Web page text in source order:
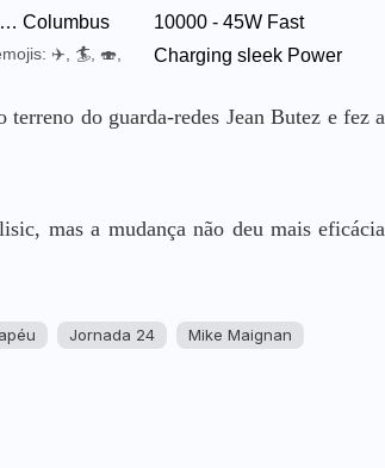
Columbus
✈️, 🏄, 🍣,
10000 - 45W Fast
Charging sleek Power
RORRY CharmGo D4 —
RORRY
do guarda-redes Jean Butez e fez a
mas a mudança não deu mais eficácia
Jornada 24
Mike Maignan